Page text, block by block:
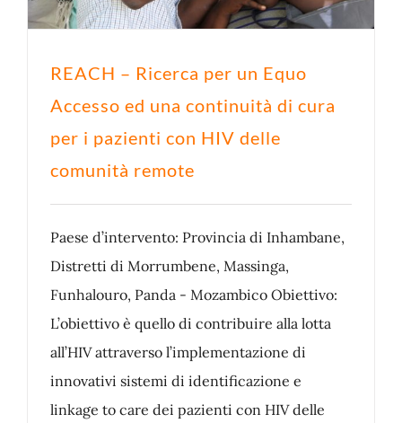
REACH – Ricerca per un Equo
Accesso ed una continuità di cura
per i pazienti con HIV delle
comunità remote
Paese d’intervento: Provincia di Inhambane,
Distretti di Morrumbene, Massinga,
Funhalouro, Panda - Mozambico Obiettivo:
L’obiettivo è quello di contribuire alla lotta
all’HIV attraverso l’implementazione di
innovativi sistemi di identificazione e
linkage to care dei pazienti con HIV delle